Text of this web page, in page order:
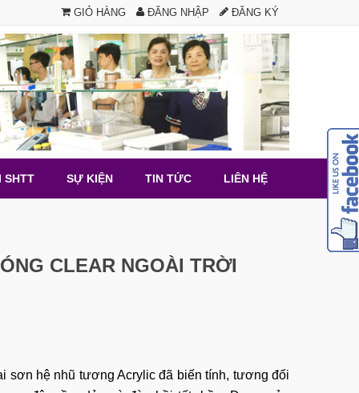
GIỎ HÀNG ĐĂNG NHẬP ĐĂNG KÝ
SHTT SỰ KIỆN TIN TỨC LIÊN HỆ
CLEAR NGOÀI TRỜI
sơn hệ nhũ tương Acrylic đã biến tính, tương đối